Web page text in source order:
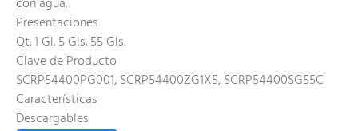
Presentaciones
Qt. 1 Gl. 5 Gls. 55 Gls.
Clave de Producto
SCRP54400PG001, SCRP54400ZG1X5, SCRP54400SG55C
Características
Descargables